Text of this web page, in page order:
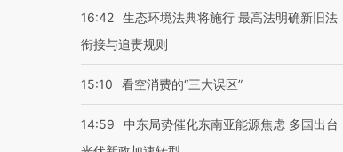
16:42 生态环境法典将施行 最高法明确新旧法
衔接与追责规则
15:10 看空消费的“三大误区”
14:59
中东局势催化东南亚能源焦虑 多国出台